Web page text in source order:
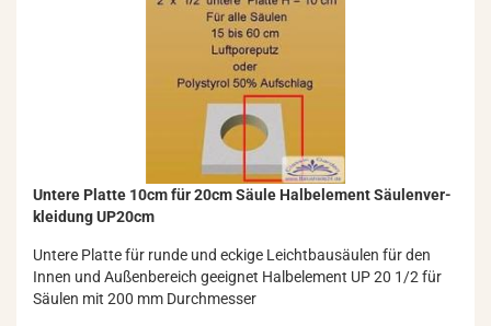
Un­te­re Plat­te 10cm für 20cm Säule Halb­ele­ment Säu­len­ver­
klei­dung UP20cm
Un­te­re Plat­te für runde und ecki­ge Leicht­bau­säu­len für den
Innen und Au­ßen­be­reich ge­eig­net Halb­ele­ment UP 20 1/2 für
Säu­len mit 200 mm Durch­mes­ser